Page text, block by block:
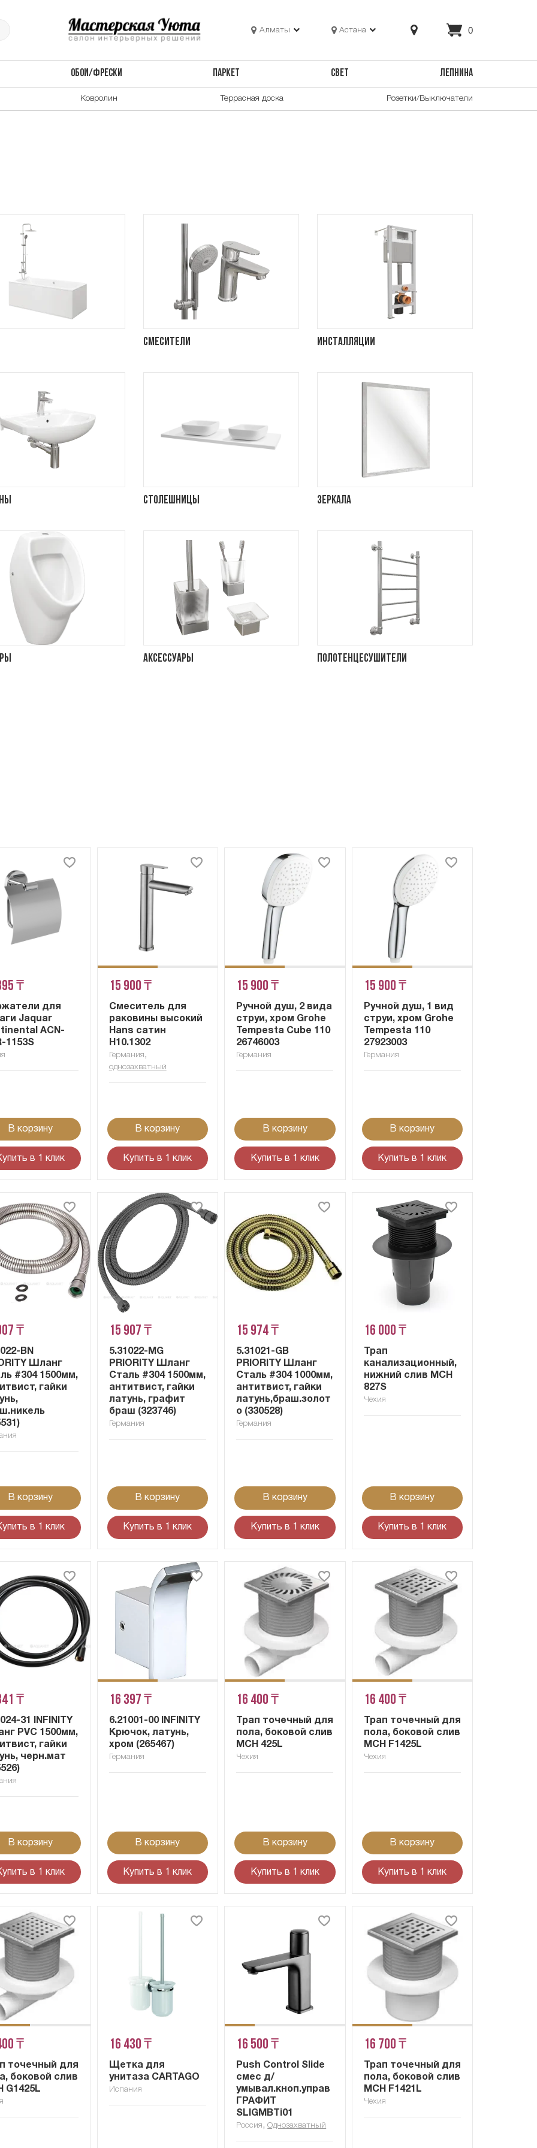
Алматы Астана 0
ОБОИ/ФРЕСКИ ПАРКЕТ СВЕТ ЛЕПНИНА
Ковролин Террасная доска Розетки/Выключатели
Смесители Инсталляции
Столешницы Зеркала
Аксессуары Полотенцесушители
₸
для
Jaquar
ACN-
1153S
В корзину
в 1 клик
15 900 ₸
Смеситель для
раковины высокий
Hans сатин
H10.1302
Германия ,
однозахватный
В корзину
Купить в 1 клик
15 900 ₸
Ручной душ, 2 вида
струи, хром Grohe
Tempesta Cube 110
26746003
Германия
В корзину
Купить в 1 клик
15 900 ₸
Ручной душ, 1 вид
струи, хром Grohe
Tempesta 110
27923003
Германия
В корзину
Купить в 1 клик
₸
BN
Шланг
#304 1500мм,
гайки
В корзину
в 1 клик
15 907 ₸
5.31022-MG
PRIORITY Шланг
Сталь #304 1500мм,
антитвист, гайки
латунь, графит
браш (323746)
Германия
В корзину
Купить в 1 клик
15 974 ₸
5.31021-GB
PRIORITY Шланг
Сталь #304 1000мм,
антитвист, гайки
латунь,браш.золот
о (330528)
Германия
В корзину
Купить в 1 клик
16 000 ₸
Трап
канализационный,
нижний слив MCH
827S
Чехия
В корзину
Купить в 1 клик
₸
31 INFINITY
PVC 1500мм,
гайки
черн.мат
В корзину
в 1 клик
16 397 ₸
6.21001-00 INFINITY
Крючок, латунь,
хром (265467)
Германия
В корзину
Купить в 1 клик
16 400 ₸
Трап точечный для
пола, боковой слив
MCH 425L
Чехия
В корзину
Купить в 1 клик
16 400 ₸
Трап точечный для
пола, боковой слив
MCH F1425L
Чехия
В корзину
Купить в 1 клик
₸
точечный для
боковой слив
G1425L
16 430 ₸
Щетка для
унитаза CARTAGO
Испания
16 500 ₸
Push Control Slide
смес д/
умывал.кноп.управ
ГРАФИТ
SLIGMBTi01
Россия ,Однозахватный
16 700 ₸
Трап точечный для
пола, боковой слив
MCH F1421L
Чехия